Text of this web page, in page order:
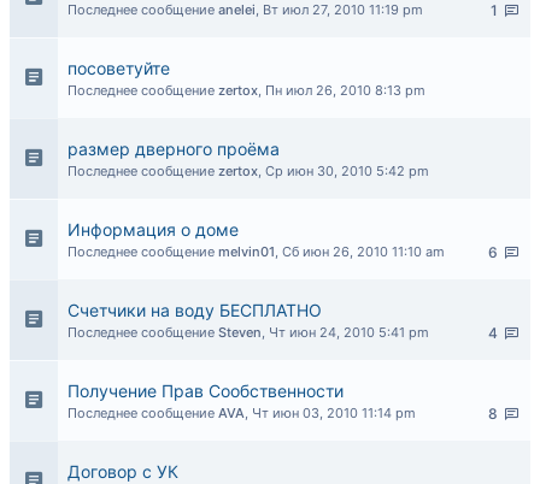
1
Последнее сообщение anelei, Вт июл 27, 2010 11:19 pm
посоветуйте
Последнее сообщение zertox, Пн июл 26, 2010 8:13 pm
размер дверного проёма
Последнее сообщение zertox, Ср июн 30, 2010 5:42 pm
Информация о доме
6
Последнее сообщение melvin01, Сб июн 26, 2010 11:10 am
Счетчики на воду БЕСПЛАТНО
4
Последнее сообщение Steven, Чт июн 24, 2010 5:41 pm
Получение Прав Сообственности
8
Последнее сообщение AVA, Чт июн 03, 2010 11:14 pm
Договор с УК